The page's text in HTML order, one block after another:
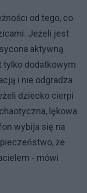
od tego, co
Jeżeli jest
aktywną
tylko dodatkowym
i nie odgradza
dziecko cierpi
lękowa
wybija się na
że
- mówi